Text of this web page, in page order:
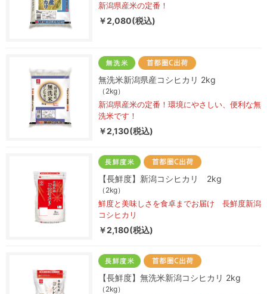
新潟県産米の定番！
￥2,080(税込)
無洗米新潟県産コシヒカリ 2kg
（2kg）
新潟県産米の定番！環境にやさしい、便利な無
洗米です！
￥2,130(税込)
【長鮮度】新潟コシヒカリ 2kg
（2kg）
鮮度と美味しさを食卓までお届け 長鮮度新潟
コシヒカリ
￥2,180(税込)
【長鮮度】無洗米新潟コシヒカリ 2kg
（2kg）